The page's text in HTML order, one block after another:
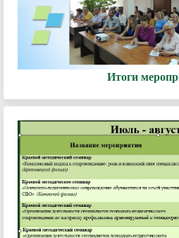
Итоги